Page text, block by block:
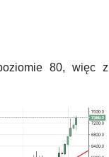
80, więc z